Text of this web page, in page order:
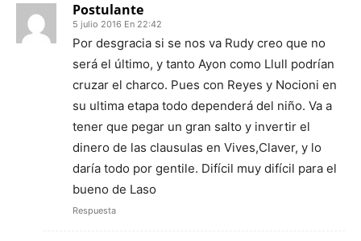
Postulante
5 julio 2016 En 22:42
Por desgracia si se nos va Rudy creo que no
será el último, y tanto Ayon como Llull podrían
cruzar el charco. Pues con Reyes y Nocioni en
su ultima etapa todo dependerá del niño. Va a
tener que pegar un gran salto y invertir el
dinero de las clausulas en Vives,Claver, y lo
daría todo por gentile. Difícil muy difícil para el
bueno de Laso
Respuesta